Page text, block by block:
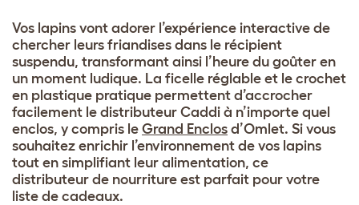
Vos lapins vont adorer l’expérience interactive de
chercher leurs friandises dans le récipient
suspendu, transformant ainsi l’heure du goûter en
un moment ludique. La ficelle réglable et le crochet
en plastique pratique permettent d’accrocher
facilement le distributeur Caddi à n’importe quel
enclos, y compris le Grand Enclos d’Omlet. Si vous
souhaitez enrichir l’environnement de vos lapins
tout en simplifiant leur alimentation, ce
distributeur de nourriture est parfait pour votre
liste de cadeaux.